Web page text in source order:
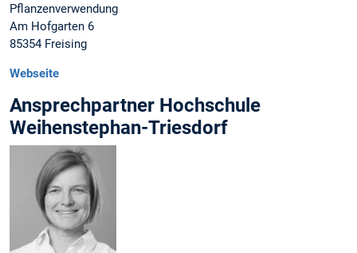
Pflanzenverwendung
Am Hofgarten 6
85354 Freising
Webseite
Ansprechpartner Hochschule
Weihenstephan-Triesdorf